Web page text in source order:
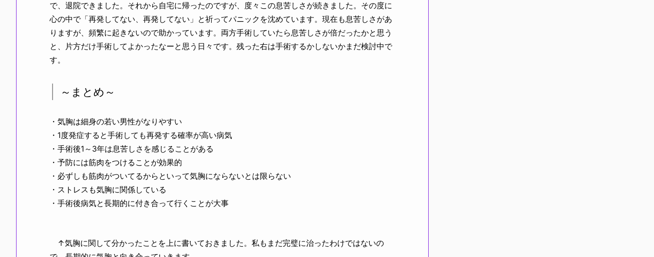
で、退院できました。それから自宅に帰ったのですが、度々この息苦しさが続きました。その度に
心の中で「再発してない、再発してない」と祈ってパニックを沈めています。現在も息苦しさがあ
りますが、頻繁に起きないので助かっています。両方手術していたら息苦しさが倍だったかと思う
と、片方だけ手術してよかったなーと思う日々です。残った右は手術するかしないかまだ検討中で
す。
～まとめ～
・気胸は細身の若い男性がなりやすい
・1度発症すると手術しても再発する確率が高い病気
・手術後1～3年は息苦しさを感じることがある
・予防には筋肉をつけることが効果的
・必ずしも筋肉がついてるからといって気胸にならないとは限らない
・ストレスも気胸に関係している
・手術後病気と長期的に付き合って行くことが大事
↑気胸に関して分かったことを上に書いておきました。私もまだ完璧に治ったわけではないの